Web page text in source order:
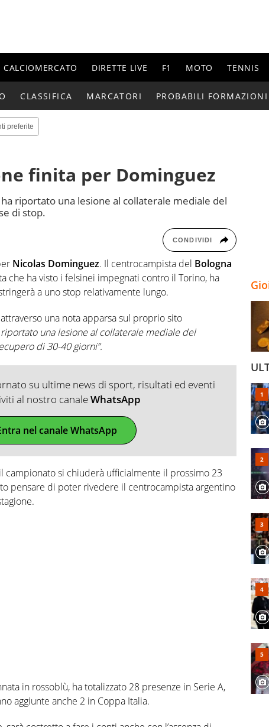
CALCIOMERCATO DIRETTE LIVE F1 MOTO TENNIS
CLASSIFICA MARCATORI PROBABILI FORMAZIONI
preferite
finita per Dominguez
riportato una lesione al collaterale mediale del
di stop.
CONDIVIDI
Nicolas Dominguez. Il centrocampista del Bologna
che ha visto i felsinei impegnati contro il Torino, ha
a uno stop relativamente lungo.
una nota apparsa sul proprio sito
riportato una lesione al collaterale mediale del
di 30-40 giorni”.
su ultime news di sport, risultati ed eventi
al nostro canaleWhatsApp
nel canale WhatsApp
campionato si chiuderà ufficialmente il prossimo 23
pensare di poter rivedere il centrocampista argentino
in rossoblù, ha totalizzato 28 presenze in Serie A,
aggiunte anche 2 in Coppa Italia.